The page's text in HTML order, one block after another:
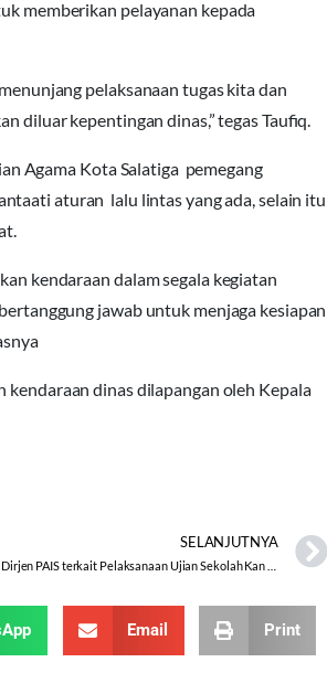
memberikan pelayanan kepada
pelaksanaan tugas kita dan
diluar kepentingan dinas,” tegas Taufiq.
Agama Kota Salatiga pemegang
aturan lalu lintas yang ada, selain itu
kendaraan dalam segala kegiatan
jawab untuk menjaga kesiapan
kendaraan dinas dilapangan oleh Kepala
SELANJUTNYA
Email Print